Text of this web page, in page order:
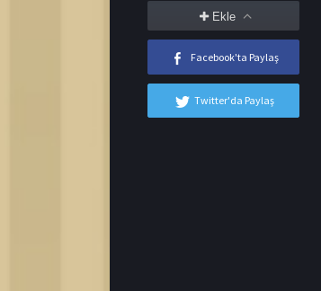
Ekle
Facebook'ta Paylaş
Twitter'da Paylaş